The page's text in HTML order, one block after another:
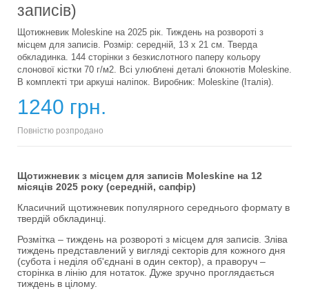
записів)
Щотижневик Moleskine на 2025 рік. Тиждень на розвороті з
місцем для записів. Розмір: середній, 13 x 21 см. Тверда
обкладинка. 144 сторінки з безкислотного паперу кольору
слонової кістки 70 г/м2. Всі улюблені деталі блокнотів Moleskine.
В комплекті три аркуші наліпок. Виробник: Moleskine (Італія).
1240 грн.
Повністю розпродано
Щотижневик з місцем для записів Moleskine на 12
місяців 2025 року (середній, сапфір)
Класичний щотижневик популярного середнього формату в
твердій обкладинці.
Розмітка – тиждень на розвороті з місцем для записів. Зліва
тиждень представлений ​​у вигляді секторів для кожного дня
(субота і неділя об'єднані в один сектор), а праворуч –
сторінка в лінію для нотаток. Дуже зручно проглядається
тиждень в цілому.